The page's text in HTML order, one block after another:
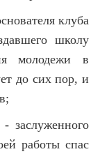
клуба
школу
молодежи в
до сих пор, и
заслуженного
работы спас